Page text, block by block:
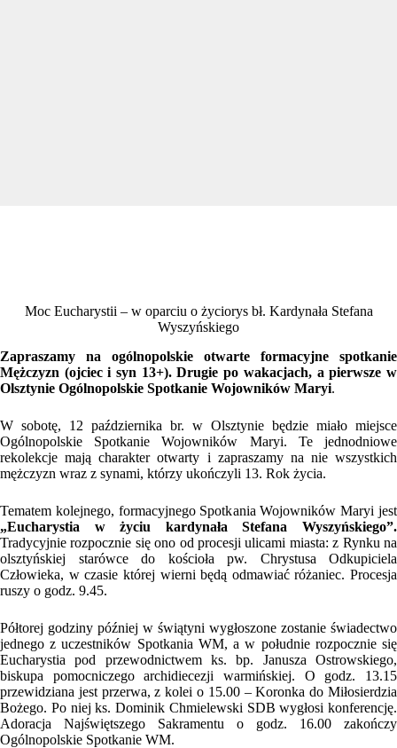
Moc Eucharystii – w oparciu o życiorys bł. Kardynała Stefana
Wyszyńskiego
Zapraszamy na ogólnopolskie otwarte formacyjne spotkanie
Mężczyzn (ojciec i syn 13+). Drugie po wakacjach, a pierwsze w
Olsztynie Ogólnopolskie Spotkanie Wojowników Maryi.
W sobotę, 12 października br. w Olsztynie będzie miało miejsce
Ogólnopolskie Spotkanie Wojowników Maryi. Te jednodniowe
rekolekcje mają charakter otwarty i zapraszamy na nie wszystkich
mężczyzn wraz z synami, którzy ukończyli 13. Rok życia.
Tematem kolejnego, formacyjnego Spotkania Wojowników Maryi jest
„Eucharystia w życiu kardynała Stefana Wyszyńskiego”.
Tradycyjnie rozpocznie się ono od procesji ulicami miasta: z Rynku na
olsztyńskiej starówce do kościoła pw. Chrystusa Odkupiciela
Człowieka, w czasie której wierni będą odmawiać różaniec. Procesja
ruszy o godz. 9.45.
Półtorej godziny później w świątyni wygłoszone zostanie świadectwo
jednego z uczestników Spotkania WM, a w południe rozpocznie się
Eucharystia pod przewodnictwem ks. bp. Janusza Ostrowskiego,
biskupa pomocniczego archidiecezji warmińskiej. O godz. 13.15
przewidziana jest przerwa, z kolei o 15.00 – Koronka do Miłosierdzia
Bożego. Po niej ks. Dominik Chmielewski SDB wygłosi konferencję.
Adoracja Najświętszego Sakramentu o godz. 16.00 zakończy
Ogólnopolskie Spotkanie WM.